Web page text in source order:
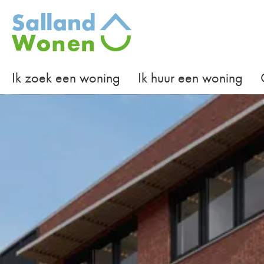
Naar de homepage
Ik zoek een woning Ik huur een woning